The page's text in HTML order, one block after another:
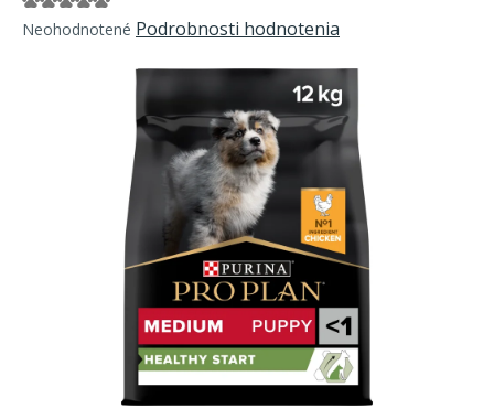
Priemerné
hodnotenie
Neohodnotené Podrobnosti hodnotenia